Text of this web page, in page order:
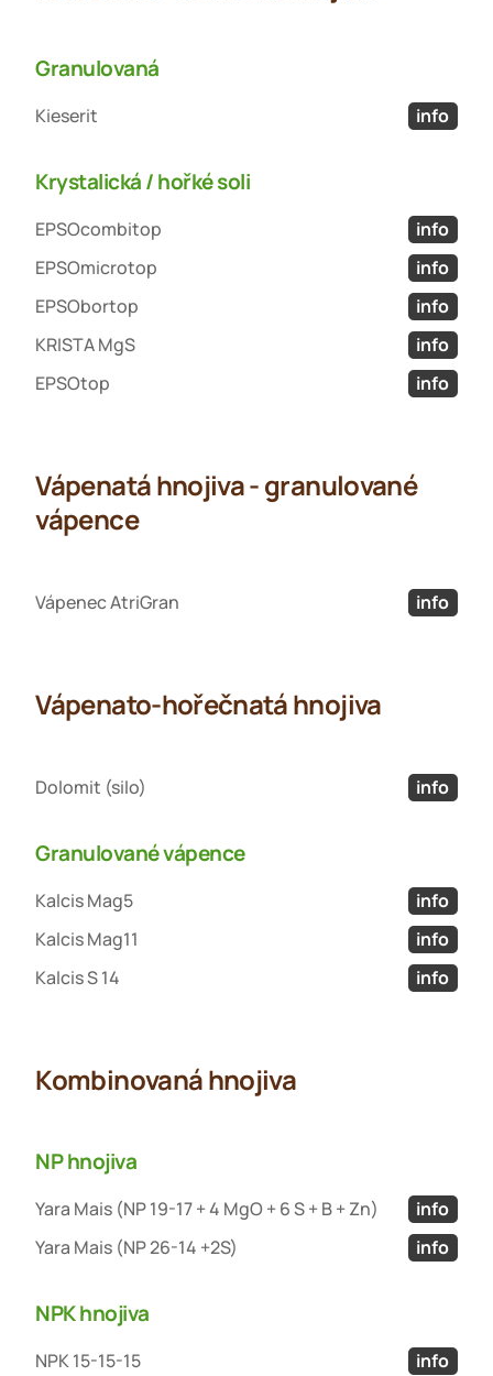
Granulovaná
Kieserit info
Krystalická / hořké soli
EPSOcombitop
info
EPSOmicrotop
info
EPSObortop
info
KRISTA MgS
info
EPSOtop
info
Vápenatá hnojiva - granulované
vápence
Vápenec AtriGran info
Vápenato-hořečnatá hnojiva
Dolomit (silo) info
Granulované vápence
Kalcis Mag5
info
Kalcis Mag11
info
Kalcis S 14
info
Kombinovaná hnojiva
NP hnojiva
Yara Mais (NP 19-17 + 4 MgO + 6 S + B + Zn)
info
Yara Mais (NP 26-14 +2S)
info
NPK hnojiva
NPK 15-15-15
info